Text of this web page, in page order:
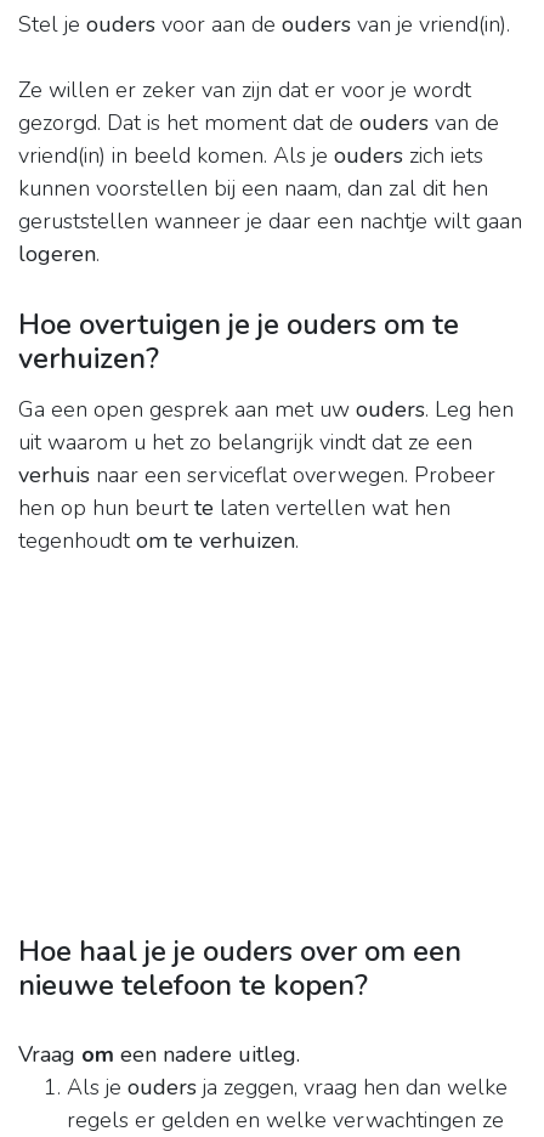
Stel je ouders voor aan de ouders van je vriend(in).
Ze willen er zeker van zijn dat er voor je wordt
gezorgd. Dat is het moment dat de ouders van de
vriend(in) in beeld komen. Als je ouders zich iets
kunnen voorstellen bij een naam, dan zal dit hen
geruststellen wanneer je daar een nachtje wilt gaan
logeren.
Hoe overtuigen je je ouders om te
verhuizen?
Ga een open gesprek aan met uw ouders. Leg hen
uit waarom u het zo belangrijk vindt dat ze een
verhuis naar een serviceflat overwegen. Probeer
hen op hun beurtte laten vertellen wat hen
tegenhoudtom te verhuizen.
Hoe haal je je ouders over om een
nieuwe telefoon te kopen?
Vraag om een nadere uitleg.
Als je ouders ja zeggen, vraag hen dan welke
regels er gelden en welke verwachtingen ze